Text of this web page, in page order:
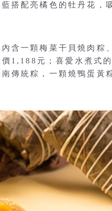
搭配亮橘色的牡丹花，
含一顆梅菜干貝燒肉粽
1,188元；喜愛水煮式
傳統粽，一顆燒鴨蛋黃